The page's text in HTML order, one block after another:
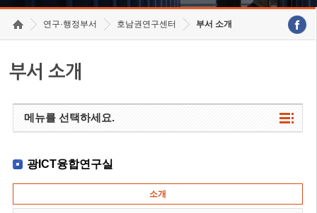
연구·행정부서 호남권연구센터 부서 소개
부서 소개
메뉴를 선택하세요.
광ICT융합연구실
소개